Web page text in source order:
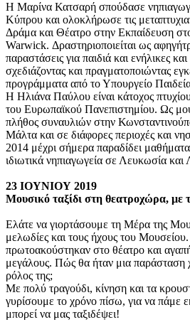
Η Μαρίνα Κατσαρή σπούδασε
Κύπρου και ολοκλήρωσε τις
Δράμα και Θέατρο στην Εκπαίδευση
Warwick. Δραστηριοποιείται ως
παραστάσεις για παιδιά και ενήλικες
σχεδιάζοντας και πραγματοποιώντας
προγράμματα από το Υπουργείο
Η Ηλιάνα Παύλου είναι κάτοχος
του Ευρωπαϊκού Πανεπιστημίου. Ως
πλήθος συναυλιών στην
Μάλτα και σε διάφορες περιοχές και
2014 μέχρι σήμερα παραδίδει
ιδιωτικά νηπιαγωγεία σε Λευκωσία
23 ΙΟΥΝΙΟΥ 2019
Μουσικό ταξίδι στη θεατροχώρα,
Ελάτε να γιορτάσουμε τη Μέρα της
μελωδίες και τους ήχους του
πρωτοακούστηκαν στο θέατρο και
μεγάλους. Πώς θα ήταν μια παράσταση
ρόλος της;
Με πολύ τραγούδι, κίνηση και τα
γυρίσουμε το χρόνο πίσω, για να πάμε
μπορεί να μας ταξιδέψει!